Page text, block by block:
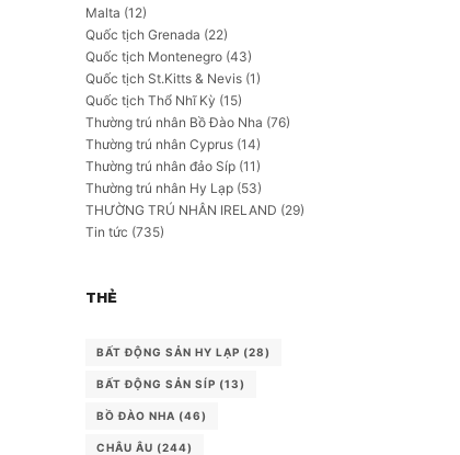
Malta (12)
Quốc tịch Grenada (22)
Quốc tịch Montenegro (43)
Quốc tịch St.Kitts & Nevis (1)
Quốc tịch Thổ Nhĩ Kỳ (15)
Thường trú nhân Bồ Đào Nha (76)
Thường trú nhân Cyprus (14)
Thường trú nhân đảo Síp (11)
Thường trú nhân Hy Lạp (53)
THƯỜNG TRÚ NHÂN IRELAND (29)
Tin tức (735)
THẺ
BẤT ĐỘNG SẢN HY LẠP (28)
BẤT ĐỘNG SẢN SÍP (13)
BỒ ĐÀO NHA (46)
CHÂU ÂU (244)